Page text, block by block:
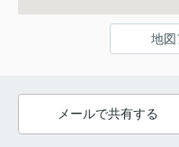
地図
メールで共有する